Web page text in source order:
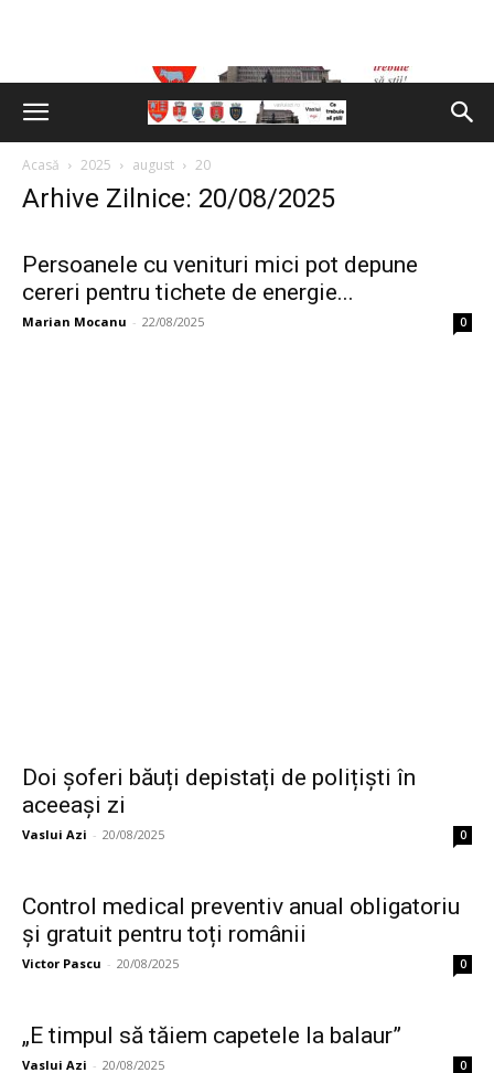
Acasă 2025 august 20
Arhive Zilnice: 20/08/2025
Persoanele cu venituri mici pot depune
cereri pentru tichete de energie...
Marian Mocanu - 22/08/2025 0
Doi șoferi băuți depistați de polițiști în
aceeași zi
Vaslui Azi - 20/08/2025 0
Control medical preventiv anual obligatoriu
și gratuit pentru toți românii
Victor Pascu - 20/08/2025 0
„E timpul să tăiem capetele la balaur”
Vaslui Azi - 20/08/2025 0